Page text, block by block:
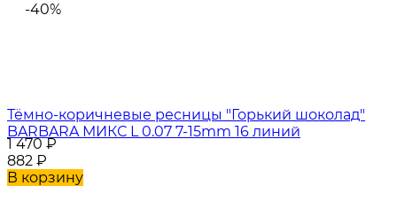
-40%
Тёмно-коричневые ресницы "Горький шоколад"
BARBARA МИКС L 0.07 7-15mm 16 линий
1 470₽
882 ₽
В корзину